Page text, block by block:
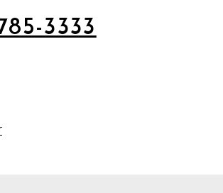
3333